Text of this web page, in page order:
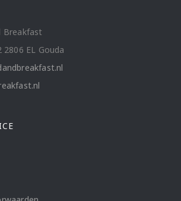
Breakfast
2806 EL Gouda